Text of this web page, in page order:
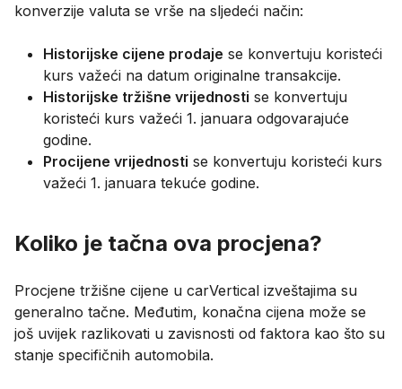
konverzije valuta se vrše na sljedeći način:
Historijske cijene prodaje se konvertuju koristeći
kurs važeći na datum originalne transakcije.
Historijske tržišne vrijednosti se konvertuju
koristeći kurs važeći 1. januara odgovarajuće
godine.
Procijene vrijednosti se konvertuju koristeći kurs
važeći 1. januara tekuće godine.
Koliko je tačna ova procjena?
Procjene tržišne cijene u carVertical izveštajima su
generalno tačne. Međutim, konačna cijena može se
još uvijek razlikovati u zavisnosti od faktora kao što su
stanje specifičnih automobila.